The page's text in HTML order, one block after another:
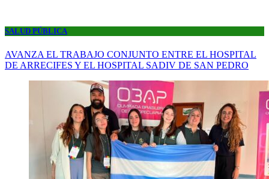
SALUD PÚBLICA
AVANZA EL TRABAJO CONJUNTO ENTRE EL HOSPITAL
DE ARRECIFES Y EL HOSPITAL SADIV DE SAN PEDRO